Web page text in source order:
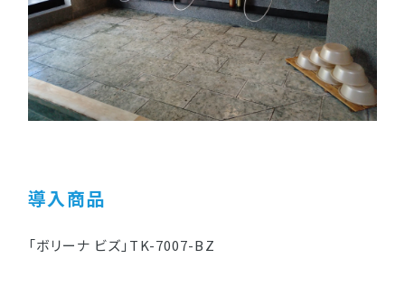
導入商品
「ボリーナ ビズ」TK-7007-BZ